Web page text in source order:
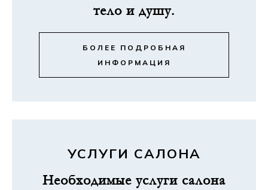
тело и душу.
БОЛЕЕ ПОДРОБНАЯ
ИНФОРМАЦИЯ
УСЛУГИ САЛОНА
Необходимые услуги салона